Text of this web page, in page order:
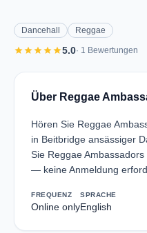
Dancehall Reggae
starstarstarstarstar5.0· 1 Bewertungen
Über Reggae
Hören Sie Reggae
in Beitbridge ansässiger
Sie Reggae
— keine Anmeldung
FREQUENZ
Online only
SPRACHE
English